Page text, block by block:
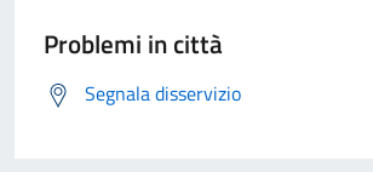
Problemi in città
Segnala disservizio